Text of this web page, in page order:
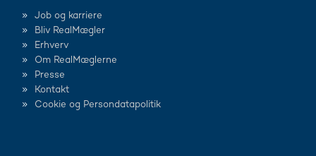
Job og karriere
Bliv RealMægler
Erhverv
Om RealMæglerne
Presse
Kontakt
Cookie og Persondatapolitik